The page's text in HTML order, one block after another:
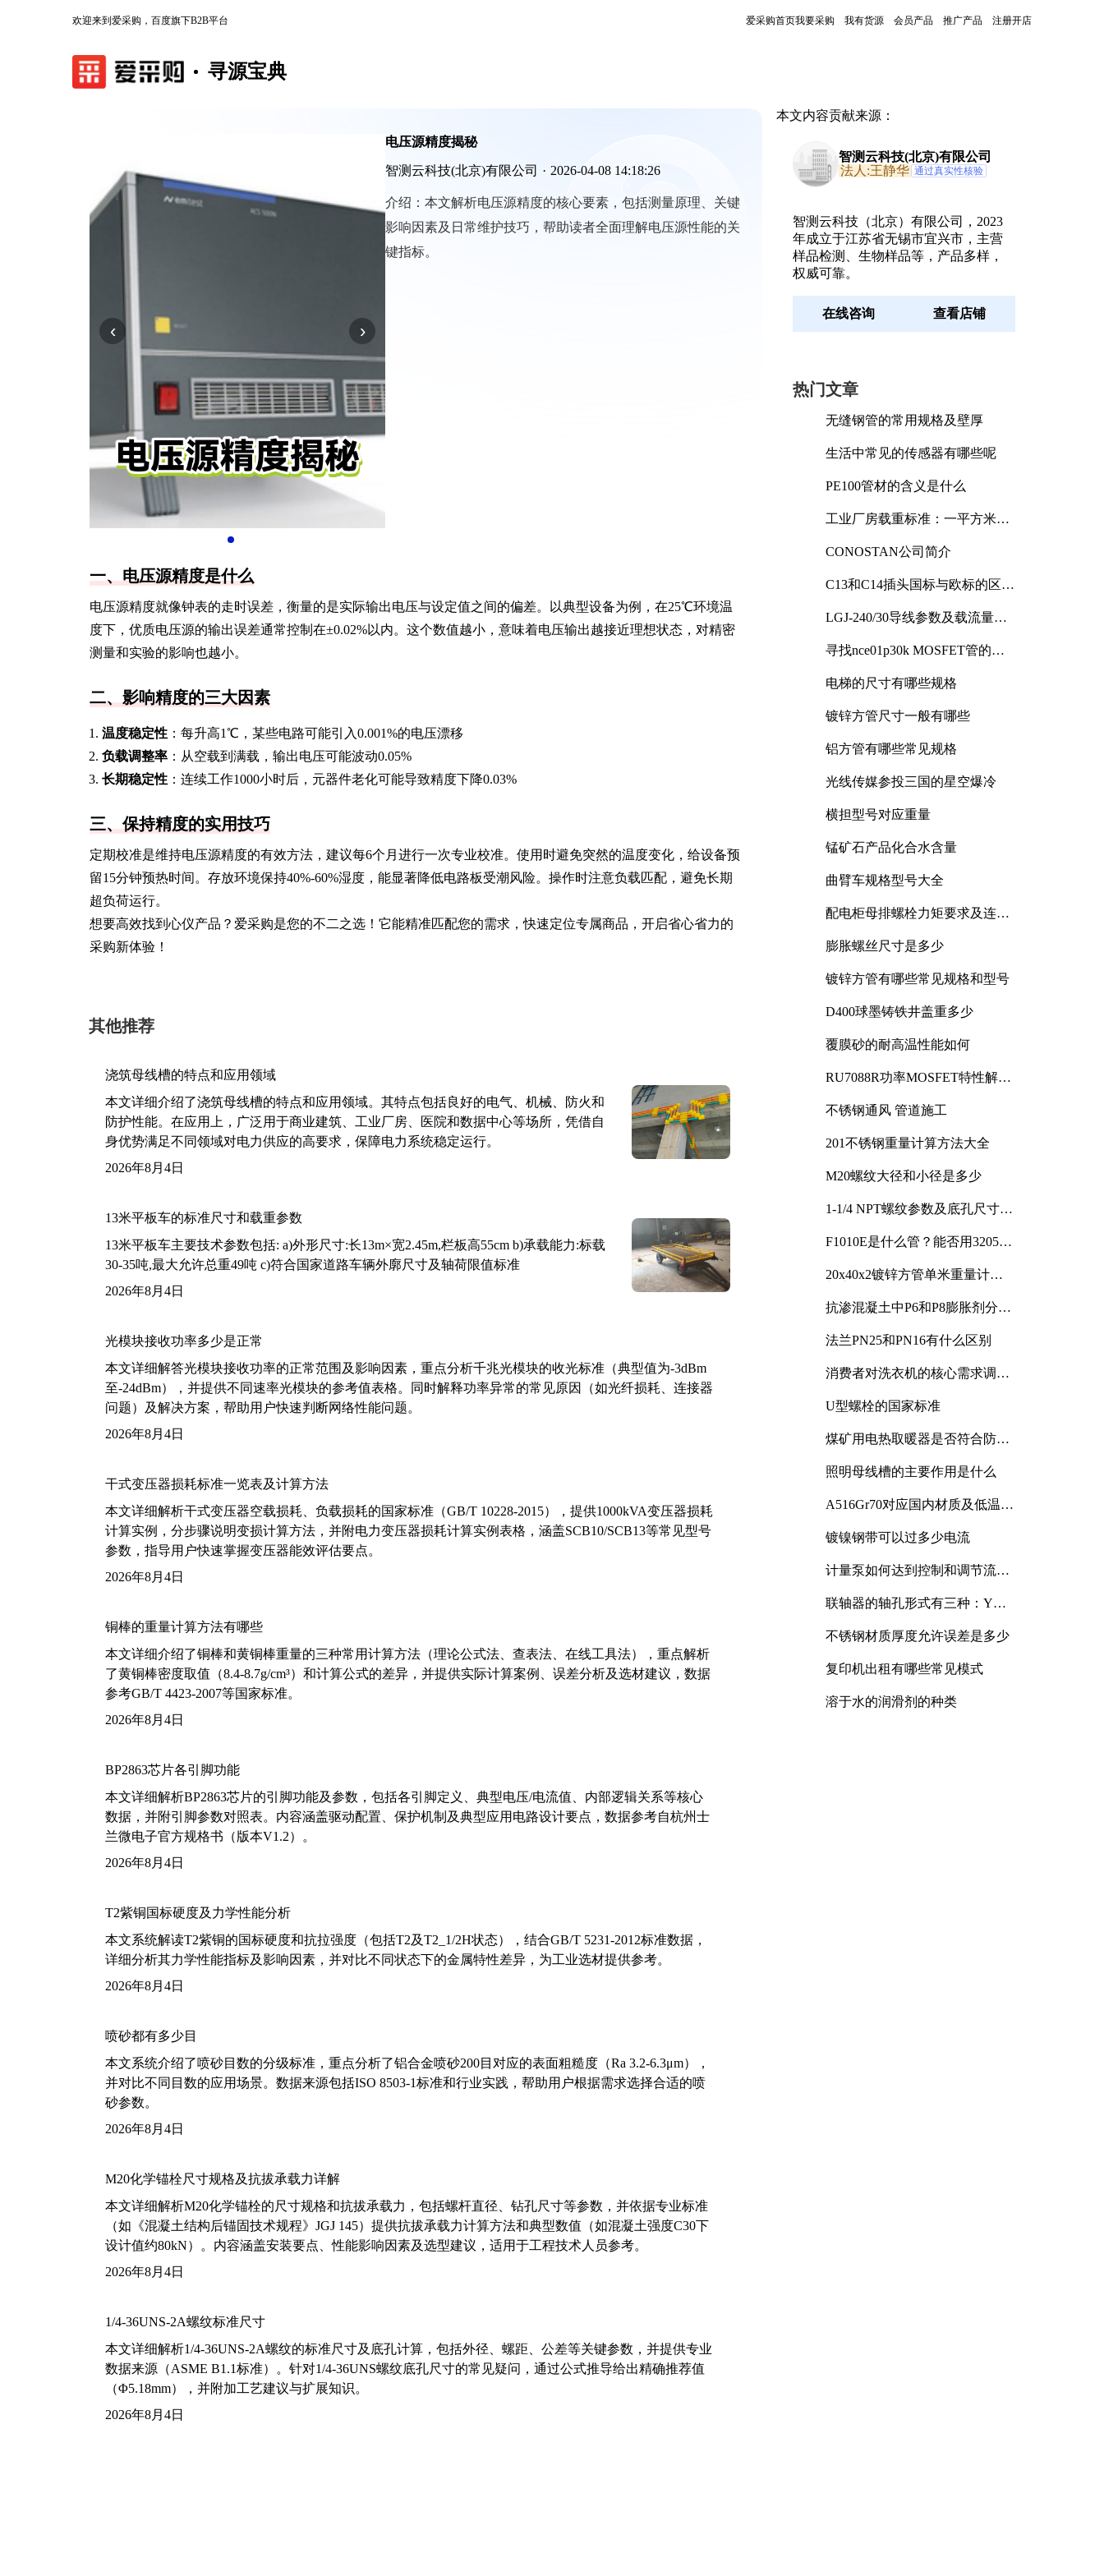
欢迎来到爱采购，百度旗下B2B平台 爱采购首页我要采购 我有货源 会员产品 推广产品 注册开店
寻源宝典
‹ ›
电压源精度揭秘
智测云科技(北京)有限公司 · 2026-04-08 14:18:26
介绍： 本文解析电压源精度的核心要素，包括测量原理、关键
影响因素及日常维护技巧，帮助读者全面理解电压源性能的关
键指标。
一、电压源精度是什么
电压源精度就像钟表的走时误差，衡量的是实际输出电压与设定值之间的偏差。以典型设备为例，在25℃环境温
度下，优质电压源的输出误差通常控制在±0.02%以内。这个数值越小，意味着电压输出越接近理想状态，对精密
测量和实验的影响也越小。
二、影响精度的三大因素
温度稳定性 ：每升高1℃，某些电路可能引入0.001%的电压漂移
负载调整率 ：从空载到满载，输出电压可能波动0.05%
长期稳定性 ：连续工作1000小时后，元器件老化可能导致精度下降0.03%
三、保持精度的实用技巧
定期校准是维持电压源精度的有效方法，建议每6个月进行一次专业校准。使用时避免突然的温度变化，给设备预
留15分钟预热时间。存放环境保持40%-60%湿度，能显著降低电路板受潮风险。操作时注意负载匹配，避免长期
超负荷运行。
想要高效找到心仪产品？爱采购是您的不二之选！它能精准匹配您的需求，快速定位专属商品，开启省心省力的
采购新体验！
其他推荐
浇筑母线槽的特点和应用领域
本文详细介绍了浇筑母线槽的特点和应用领域。其特点包括良好的电气、机械、防火和
防护性能。在应用上，广泛用于商业建筑、工业厂房、医院和数据中心等场所，凭借自
身优势满足不同领域对电力供应的高要求，保障电力系统稳定运行。
2026年8月4日
13米平板车的标准尺寸和载重参数
13米平板车主要技术参数包括: a)外形尺寸:长13m×宽2.45m,栏板高55cm b)承载能力:标载
30-35吨,最大允许总重49吨 c)符合国家道路车辆外廓尺寸及轴荷限值标准
2026年8月4日
光模块接收功率多少是正常
本文详细解答光模块接收功率的正常范围及影响因素，重点分析千兆光模块的收光标准（典型值为-3dBm
至-24dBm），并提供不同速率光模块的参考值表格。同时解释功率异常的常见原因（如光纤损耗、连接器
问题）及解决方案，帮助用户快速判断网络性能问题。
2026年8月4日
干式变压器损耗标准一览表及计算方法
本文详细解析干式变压器空载损耗、负载损耗的国家标准（GB/T 10228-2015），提供1000kVA变压器损耗
计算实例，分步骤说明变损计算方法，并附电力变压器损耗计算实例表格，涵盖SCB10/SCB13等常见型号
参数，指导用户快速掌握变压器能效评估要点。
2026年8月4日
铜棒的重量计算方法有哪些
本文详细介绍了铜棒和黄铜棒重量的三种常用计算方法（理论公式法、查表法、在线工具法），重点解析
了黄铜棒密度取值（8.4-8.7g/cm³）和计算公式的差异，并提供实际计算案例、误差分析及选材建议，数据
参考GB/T 4423-2007等国家标准。
2026年8月4日
BP2863芯片各引脚功能
本文详细解析BP2863芯片的引脚功能及参数，包括各引脚定义、典型电压/电流值、内部逻辑关系等核心
数据，并附引脚参数对照表。内容涵盖驱动配置、保护机制及典型应用电路设计要点，数据参考自杭州士
兰微电子官方规格书（版本V1.2）。
2026年8月4日
T2紫铜国标硬度及力学性能分析
本文系统解读T2紫铜的国标硬度和抗拉强度（包括T2及T2_1/2H状态），结合GB/T 5231-2012标准数据，
详细分析其力学性能指标及影响因素，并对比不同状态下的金属特性差异，为工业选材提供参考。
2026年8月4日
喷砂都有多少目
本文系统介绍了喷砂目数的分级标准，重点分析了铝合金喷砂200目对应的表面粗糙度（Ra 3.2-6.3μm），
并对比不同目数的应用场景。数据来源包括ISO 8503-1标准和行业实践，帮助用户根据需求选择合适的喷
砂参数。
2026年8月4日
M20化学锚栓尺寸规格及抗拔承载力详解
本文详细解析M20化学锚栓的尺寸规格和抗拔承载力，包括螺杆直径、钻孔尺寸等参数，并依据专业标准
（如《混凝土结构后锚固技术规程》JGJ 145）提供抗拔承载力计算方法和典型数值（如混凝土强度C30下
设计值约80kN）。内容涵盖安装要点、性能影响因素及选型建议，适用于工程技术人员参考。
2026年8月4日
1/4-36UNS-2A螺纹标准尺寸
本文详细解析1/4-36UNS-2A螺纹的标准尺寸及底孔计算，包括外径、螺距、公差等关键参数，并提供专业
数据来源（ASME B1.1标准）。针对1/4-36UNS螺纹底孔尺寸的常见疑问，通过公式推导给出精确推荐值
（Φ5.18mm），并附加工艺建议与扩展知识。
2026年8月4日
本文内容贡献来源：
智测云科技(北京)有限公司
法人:王静华 通过真实性核验
智测云科技（北京）有限公司，2023
年成立于江苏省无锡市宜兴市，主营
样品检测、生物样品等，产品多样，
权威可靠。
在线咨询 查看店铺
热门文章
无缝钢管的常用规格及壁厚
生活中常见的传感器有哪些呢
PE100管材的含义是什么
工业厂房载重标准：一平方米能
CONOSTAN公司简介
C13和C14插头国标与欧标的区别
LGJ-240/30导线参数及载流量解
寻找nce01p30k MOSFET管的合
电梯的尺寸有哪些规格
镀锌方管尺寸一般有哪些
铝方管有哪些常见规格
光线传媒参投三国的星空爆冷
横担型号对应重量
锰矿石产品化合水含量
曲臂车规格型号大全
配电柜母排螺栓力矩要求及连接
膨胀螺丝尺寸是多少
镀锌方管有哪些常见规格和型号
D400球墨铸铁井盖重多少
覆膜砂的耐高温性能如何
RU7088R功率MOSFET特性解析
不锈钢通风 管道施工
201不锈钢重量计算方法大全
M20螺纹大径和小径是多少
1-1/4 NPT螺纹参数及底孔尺寸详
F1010E是什么管？能否用3205或
20x40x2镀锌方管单米重量计算
抗渗混凝土中P6和P8膨胀剂分别
法兰PN25和PN16有什么区别
消费者对洗衣机的核心需求调研
U型螺栓的国家标准
煤矿用电热取暖器是否符合防爆
照明母线槽的主要作用是什么
A516Gr70对应国内材质及低温冲
镀镍钢带可以过多少电流
计量泵如何达到控制和调节流量
联轴器的轴孔形式有三种：Y
不锈钢材质厚度允许误差是多少
复印机出租有哪些常见模式
溶于水的润滑剂的种类